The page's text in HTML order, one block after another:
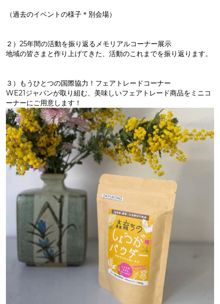
（過去のイベントの様子＊別会場）
２）25年間の活動を振り返るメモリアルコーナー展示
地域の皆さまと作り上げてきた、活動のこれまでを振り返ります。
３）もうひとつの国際協力！フェアトレードコーナー
WE21ジャパンが取り組む、美味しいフェアトレード商品をミニコ
ーナーにご用意します！